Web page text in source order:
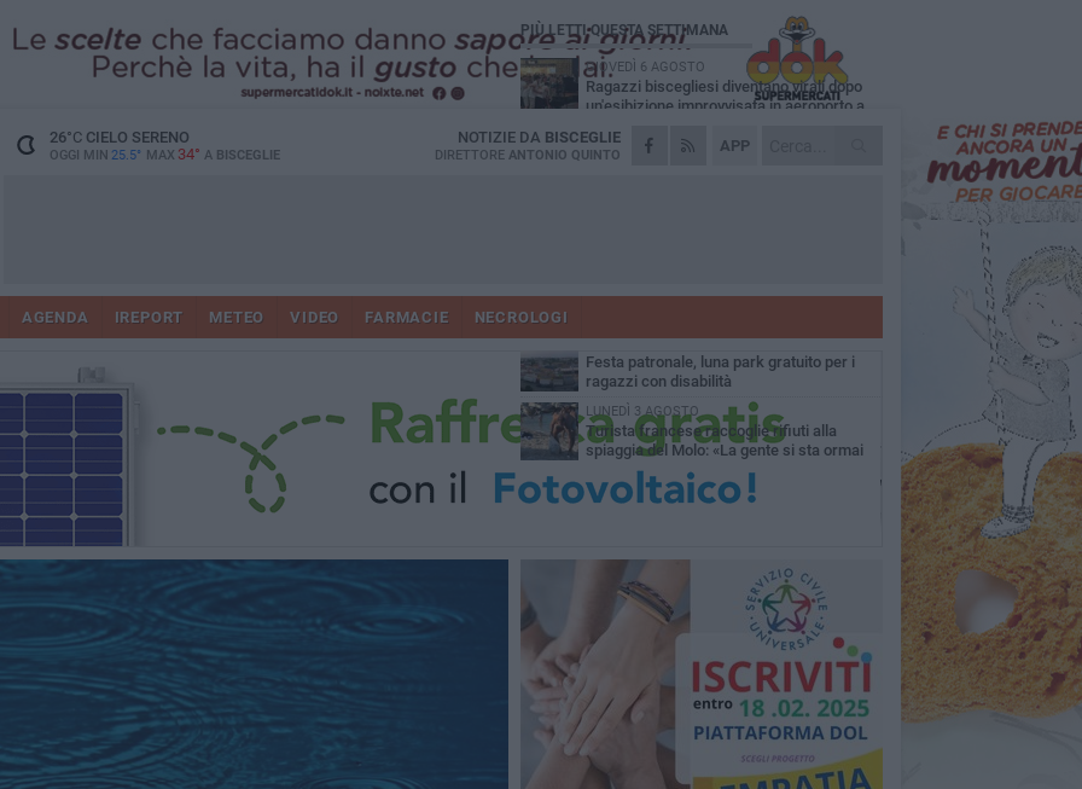
26°CCIELO SERENO
OGGI MIN 25.5° MAX 34° A BISCEGLIE
APP
NOTIZIE DA BISCEGLIE
DIRETTORE ANTONIO QUINTO
AGENDA IREPORT METEO VIDEO FARMACIE NECROLOGI
PIÙ LETTI QUESTA SETTIMANA
GIOVEDÌ 6 AGOSTO
Ragazzi biscegliesi diventano virali dopo
un'esibizione improvvisata in aeroporto a
MARTEDÌ 4 AGOSTO
Emergenza caldo, il Comune di Bisceglie
Due auto incendiate nella notte in via Dieta
MERCOLEDÌ 5 AGOSTO
Festa patronale, luna park gratuito per i
ragazzi con disabilità
LUNEDÌ 3 AGOSTO
Turista francese raccoglie rifiuti alla
spiaggia del Molo: «La gente si sta ormai